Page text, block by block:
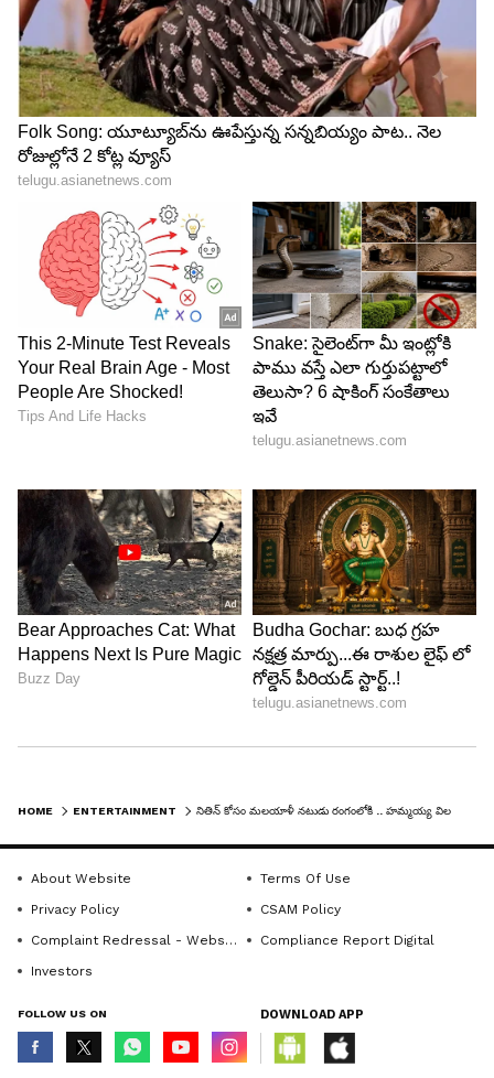
HOME ENTERTAINMENT
About Website
Terms Of Use
Privacy Policy
CSAM Policy
Complaint Redressal - Website
Compliance Report Digital
Investors
FOLLOW US ON DOWNLOAD APP